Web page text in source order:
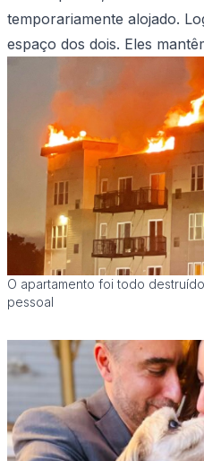
temporariamente alojado.
espaço dos dois. Eles
O apartamento foi todo
pessoal